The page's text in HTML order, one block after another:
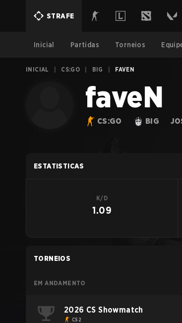
STRAFE
Inicial Partidas Torneios
INICIAL CS:GO BIG FAVEN
faveN
CS:GO BIG
ESTATISTICAS
K/D
1.09
TORNEIOS
EM ANDAMENTO
2026 CS Showmatch
CS2